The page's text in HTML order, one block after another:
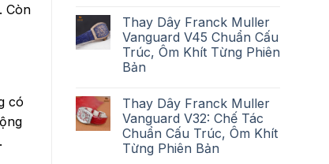
Còn
có
Thay Dây Franck Muller
Vanguard V45 Chuẩn Cấu
Trúc, Ôm Khít Từng Phiên
Bản
Thay Dây Franck Muller
Vanguard V32: Chế Tác
Chuẩn Cấu Trúc, Ôm Khít
Từng Phiên Bản